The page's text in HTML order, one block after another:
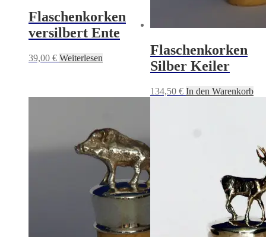
Flaschenkorken
versilbert Ente
39,00 € Weiterlesen
Flaschenkorken
Silber Keiler
134,50 € In den Warenkorb